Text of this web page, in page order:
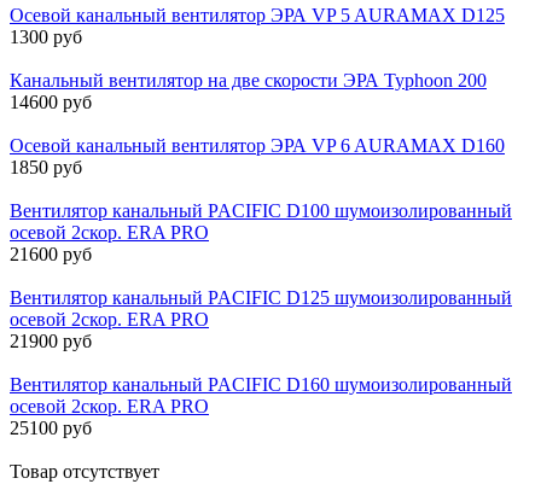
Осевой канальный вентилятор ЭРА VP 5 AURAMAX D125
1300 руб
Канальный вентилятор на две скорости ЭРА Typhoon 200
14600 руб
Осевой канальный вентилятор ЭРА VP 6 AURAMAX D160
1850 руб
Вентилятор канальный PACIFIC D100 шумоизолированный
осевой 2скор. ERA PRO
21600 руб
Вентилятор канальный PACIFIC D125 шумоизолированный
осевой 2скор. ERA PRO
21900 руб
Вентилятор канальный PACIFIC D160 шумоизолированный
осевой 2скор. ERA PRO
25100 руб
Товар отсутствует